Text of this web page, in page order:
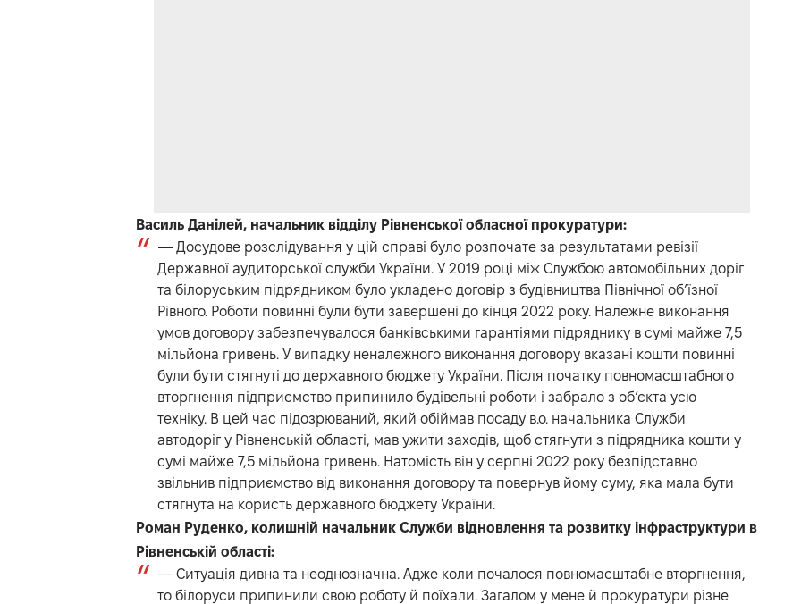
Василь Данілей, начальник відділу Рівненської обласної прокуратури:
— Досудове розслідування у цій справі було розпочате за результатами ревізії
Державної аудиторської служби України. У 2019 році між Службою автомобільних доріг
та білоруським підрядником було укладено договір з будівництва Північної об’їзної
Рівного. Роботи повинні були бути завершені до кінця 2022 року. Належне виконання
умов договору забезпечувалося банківськими гарантіями підряднику в сумі майже 7,5
мільйона гривень. У випадку неналежного виконання договору вказані кошти повинні
були бути стягнуті до державного бюджету України. Після початку повномасштабного
вторгнення підприємство припинило будівельні роботи і забрало з об’єкта усю
техніку. В цей час підозрюваний, який обіймав посаду в.о. начальника Служби
автодоріг у Рівненській області, мав ужити заходів, щоб стягнути з підрядника кошти у
сумі майже 7,5 мільйона гривень. Натомість він у серпні 2022 року безпідставно
звільнив підприємство від виконання договору та повернув йому суму, яка мала бути
стягнута на користь державного бюджету України.
Роман Руденко, колишній начальник Служби відновлення та розвитку інфраструктури в
Рівненській області:
— Ситуація дивна та неоднозначна. Адже коли почалося повномасштабне вторгнення,
то білоруси припинили свою роботу й поїхали. Загалом у мене й прокуратури різне